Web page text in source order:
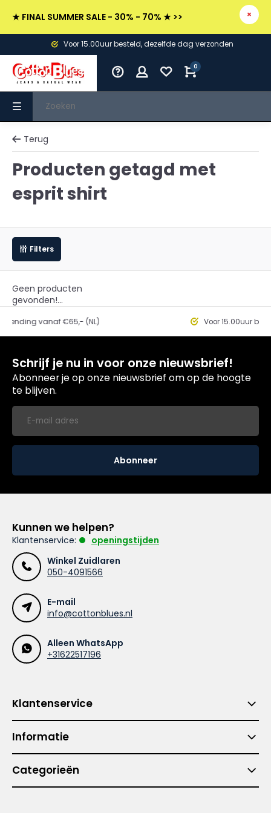
★ FINAL SUMMER SALE - 30% - 70% ★ >>
Voor 15.00uur besteld, dezelfde dag verzonden
0
Terug
Producten getagd met
esprit shirt
Filters
Geen producten
gevonden!...
vanaf €65,- (NL) Voor 15.00uur besteld,
Schrijf je nu in voor onze nieuwsbrief!
Abonneer je op onze nieuwsbrief om op de hoogte
te blijven.
Abonneer
Kunnen we helpen?
Klantenservice:
openingstijden
Winkel Zuidlaren
050-4091566
E-mail
info@cottonblues.nl
Alleen WhatsApp
+31622517196
Klantenservice
Informatie
Categorieën